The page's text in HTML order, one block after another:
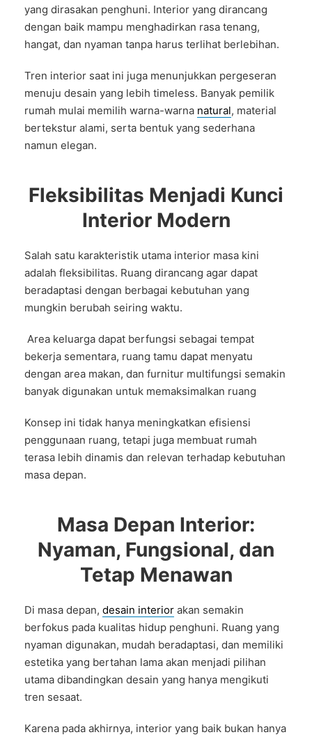
yang dirasakan penghuni. Interior yang dirancang
dengan baik mampu menghadirkan rasa tenang,
hangat, dan nyaman tanpa harus terlihat berlebihan.
Tren interior saat ini juga menunjukkan pergeseran
menuju desain yang lebih timeless. Banyak pemilik
rumah mulai memilih warna-warna natural, material
bertekstur alami, serta bentuk yang sederhana
namun elegan.
Fleksibilitas Menjadi Kunci
Interior Modern
Salah satu karakteristik utama interior masa kini
adalah fleksibilitas. Ruang dirancang agar dapat
beradaptasi dengan berbagai kebutuhan yang
mungkin berubah seiring waktu.
Area keluarga dapat berfungsi sebagai tempat
bekerja sementara, ruang tamu dapat menyatu
dengan area makan, dan furnitur multifungsi semakin
banyak digunakan untuk memaksimalkan ruang
Konsep ini tidak hanya meningkatkan efisiensi
penggunaan ruang, tetapi juga membuat rumah
terasa lebih dinamis dan relevan terhadap kebutuhan
masa depan.
Masa Depan Interior:
Nyaman, Fungsional, dan
Tetap Menawan
Di masa depan, desain interior akan semakin
berfokus pada kualitas hidup penghuni. Ruang yang
nyaman digunakan, mudah beradaptasi, dan memiliki
estetika yang bertahan lama akan menjadi pilihan
utama dibandingkan desain yang hanya mengikuti
tren sesaat.
Karena pada akhirnya, interior yang baik bukan hanya